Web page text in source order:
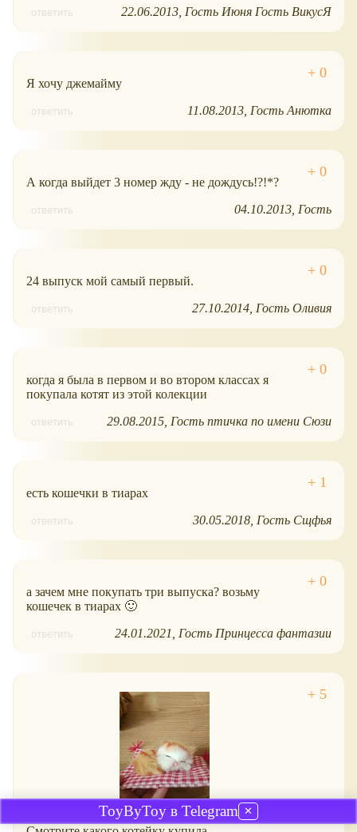
ответить 22.06.2013 Гость Июня Гость ВикусЯ
Я хочу джемайму
ответить 11.08.2013 Гость Анютка
А когда выйдет 3 номер жду - не дождусь!?!*?
ответить 04.10.2013 Гость
24 выпуск мой самый первый.
ответить 27.10.2014 Гость Оливия
когда я была в первом и во втором классах я
покупала котят из этой колекции
ответить 29.08.2015 Гость птичка по имени Сюзи
есть кошечки в тиарах
ответить 30.05.2018 Гость Сщфья
а зачем мне покупать три выпуска? возьму
кошечек в тиарах 🙂
ответить 24.01.2021 Гость Принцесса фантазии
ToyByToy в Telegram ✕